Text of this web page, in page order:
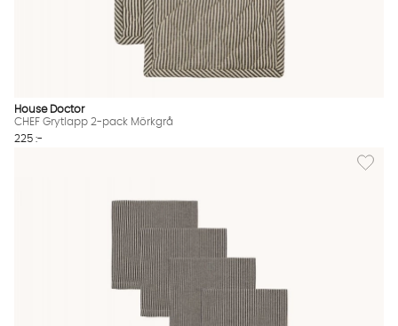
House Doctor
CHEF Grytlapp 2-pack Mörkgrå
225 :-
Lägg